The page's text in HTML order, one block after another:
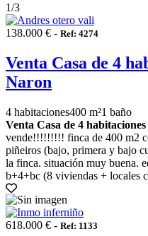
1/3
138.000 € - Ref: 4274
Venta Casa de 4
Naron
4 habitaciones400 m²1 baño
Venta Casa de 4
vende!!!!!!!!! finca de 400 m2
piñeiros (bajo, primera y bajo
la finca. situación muy buena.
b+4+bc (8 viviendas + locales
618.000 € - Ref: 1133